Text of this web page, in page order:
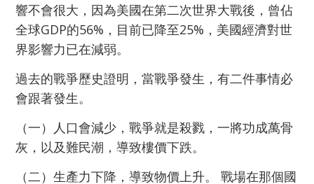
響不會很大，因為美國在第二次世界大戰後，曾佔
全球GDP的56%，目前已降至25%，美國經濟對世
界影響力已在減弱。
過去的戰爭歷史證明，當戰爭發生，有二件事情必
會跟著發生。
（一）人口會減少，戰爭就是殺戮，一將功成萬骨
灰，以及難民潮，導致樓價下跌。
（二）生產力下降，導致物價上升。 戰場在那個國